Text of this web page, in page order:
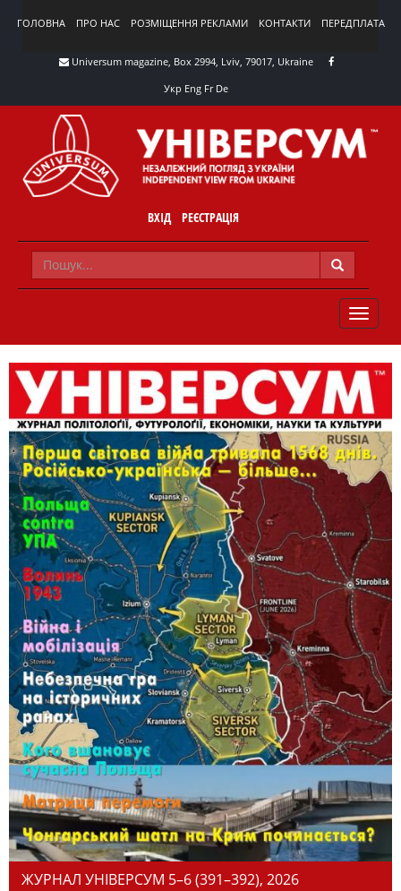
ГОЛОВНА ПРО НАС РОЗМІЩЕННЯ РЕКЛАМИ КОНТАКТИ ПЕРЕДПЛАТА
Universum magazine, Box 2994, Lviv, 79017, Ukraine
Укр Eng Fr De
ВХІД РЕЄСТРАЦІЯ
TOGGLE
ЖУРНАЛ УНІВЕРСУМ 5–6 (391–392), 2026